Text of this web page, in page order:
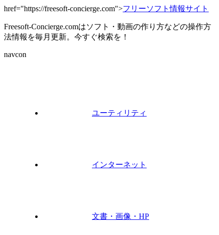
href="https://freesoft-concierge.com">フリーソフト情報サイト
Freesoft-Concierge.comはソフト・動画の作り方などの操作方
法情報を毎月更新。今すぐ検索を！
navcon
ユーティリティ
インターネット
文書・画像・HP